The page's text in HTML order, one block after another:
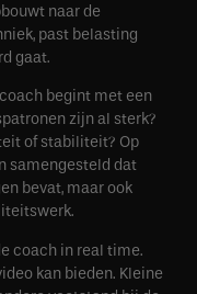
naar de
past belasting
gaat.
begint met een
zijn al sterk?
of stabiliteit? Op
samengesteld dat
bevat, maar ook
coach in real time.
kan bieden. Kleine